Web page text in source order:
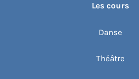
Les cours
Danse
Théâtre